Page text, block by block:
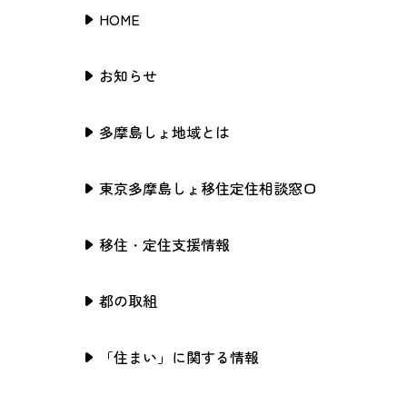
HOME
お知らせ
多摩島しょ地域とは
東京多摩島しょ移住定住相談窓口
移住・定住支援情報
都の取組
「住まい」に関する情報